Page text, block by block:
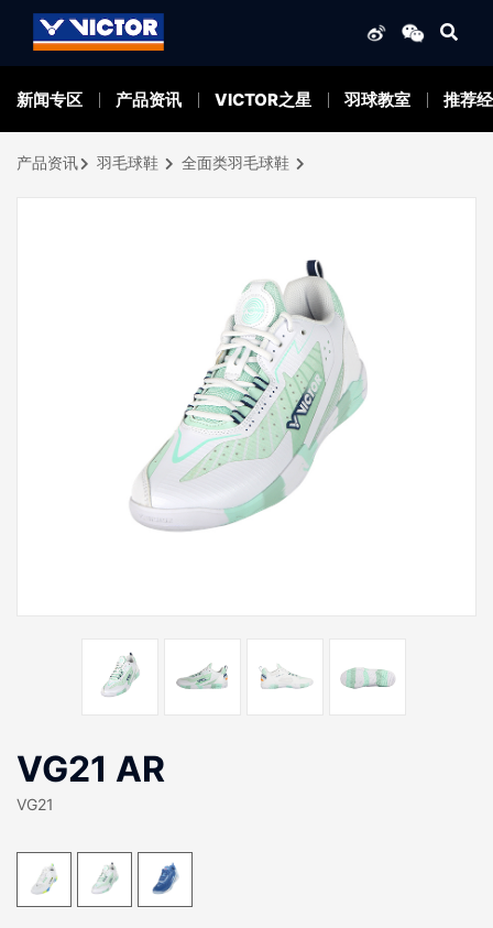
新闻专区 产品资讯 VICTOR之星 羽球教室 推荐
产品资讯 羽毛球鞋 全面类羽毛球鞋
VG21 AR
VG21